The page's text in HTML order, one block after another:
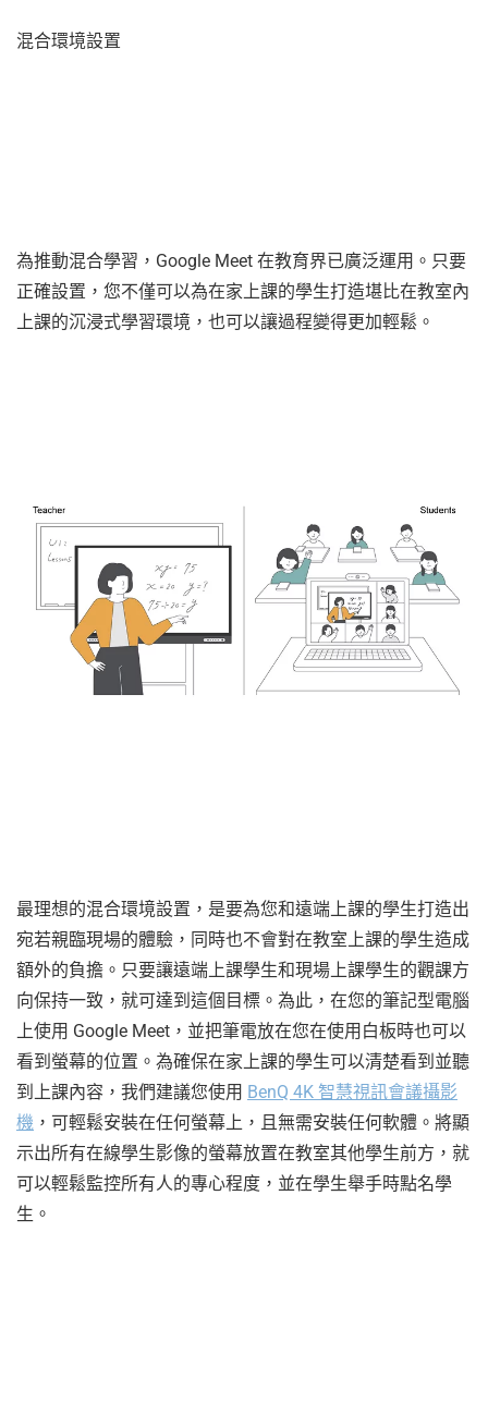
混合環境設置
為推動混合學習，Google Meet 在教育界已廣泛運用。只要
正確設置，您不僅可以為在家上課的學生打造堪比在教室內
上課的沉浸式學習環境，也可以讓過程變得更加輕鬆。
最理想的混合環境設置，是要為您和遠端上課的學生打造出
宛若親臨現場的體驗，同時也不會對在教室上課的學生造成
額外的負擔。只要讓遠端上課學生和現場上課學生的觀課方
向保持一致，就可達到這個目標。為此，在您的筆記型電腦
上使用 Google Meet，並把筆電放在您在使用白板時也可以
看到螢幕的位置。為確保在家上課的學生可以清楚看到並聽
到上課內容，我們建議您使用 BenQ 4K 智慧視訊會議攝影
機 ，可輕鬆安裝在任何螢幕上，且無需安裝任何軟體。將顯
示出所有在線學生影像的螢幕放置在教室其他學生前方，就
可以輕鬆監控所有人的專心程度，並在學生舉手時點名學
生。